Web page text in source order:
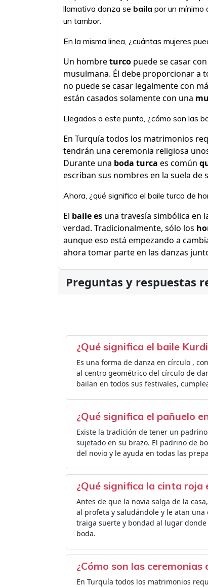
llamativa danza se baila por un
un tambor.
En la misma linea, ¿cuántas mujeres
Un hombreturco puede se casar
musulmana. Él debe proporcionar a
no puede se casar legalmente con
están casados solamente con una
Llegados a este punto, ¿cómo son las
En Turquía todos los matrimonios
tendrán una ceremonia religiosa
Durante una boda turca es común
escriban sus nombres en la suela de
Ahora, ¿qué significa el baile turco de
El baile es una travesía simbólica en
verdad. Tradicionalmente, sólo los
aunque eso está empezando a
ahora tomar parte en las danzas
Preguntas y respuestas
¿Qué significa el baile
Es una forma de danza en círculo ,
al centro geométrico del círculo de
bailan en todos sus festivales,
¿Qué significa el pañuelo
Existe la tradición de tener un
sujetado en su brazo. El padrino de
del novio y le ayuda en todas las
¿Qué significa la cinta roja
Antes de que la novia salga de la
al profeta y saludándole y le atan
traiga suerte y bondad al lugar donde
boda.
¿Cómo son las ceremonias
En Turquía todos los matrimonios